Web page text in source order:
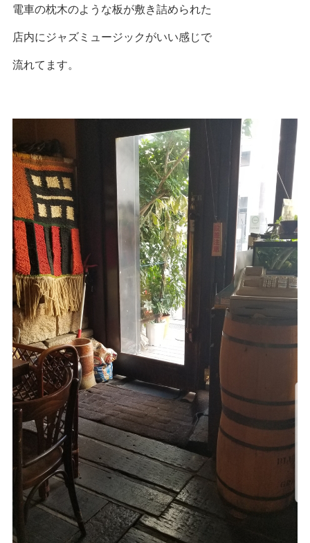
電車の枕木のような板が敷き詰められた
店内にジャズミュージックがいい感じで
流れてます。